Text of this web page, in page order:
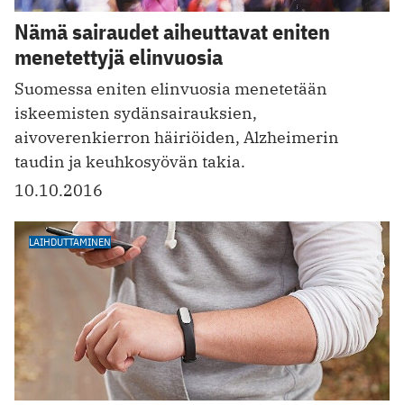
Nämä sairaudet aiheuttavat eniten
menetettyjä elinvuosia
Suomessa eniten elinvuosia menetetään
iskeemisten sydänsairauksien,
aivoverenkierron häiriöiden, Alzheimerin
taudin ja keuhkosyövän takia.
10.10.2016
LAIHDUTTAMINEN